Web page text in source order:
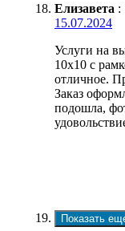
Елизавета :
15.07.2024
Услуги на
10х10 с
отличное.
Заказ
подошла,
Показать